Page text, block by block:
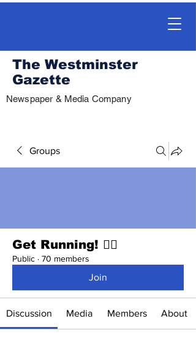
The Westminster
Gazette
Newspaper & Media Company
Groups
Get Running! 🏃‍♀️
Public · 70 members
Join
Discussion Media Members About